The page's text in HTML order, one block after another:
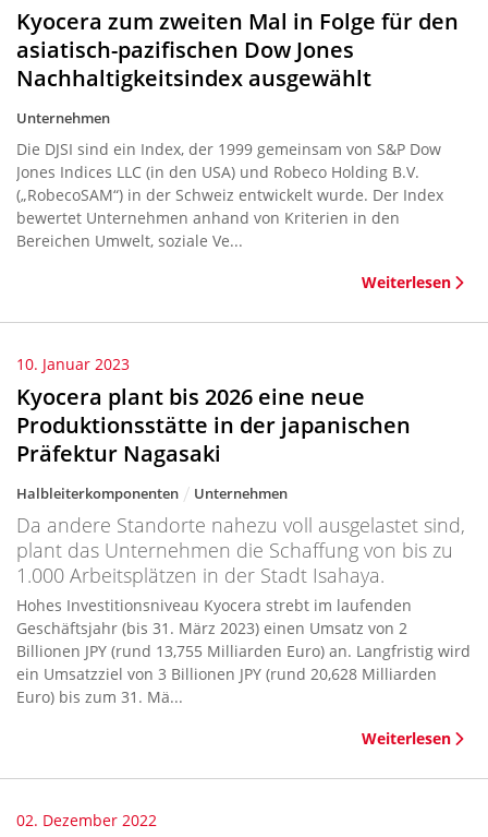
Kyocera zum zweiten Mal in Folge für den
asiatisch-pazifischen Dow Jones
Nachhaltigkeitsindex ausgewählt
Unternehmen
Die DJSI sind ein Index, der 1999 gemeinsam von S&P Dow
Jones Indices LLC (in den USA) und Robeco Holding B.V.
(„RobecoSAM“) in der Schweiz entwickelt wurde. Der Index
bewertet Unternehmen anhand von Kriterien in den
Bereichen Umwelt, soziale Ve...
Weiterlesen
10. Januar 2023
Kyocera plant bis 2026 eine neue
Produktionsstätte in der japanischen
Präfektur Nagasaki
Halbleiterkomponenten Unternehmen
Da andere Standorte nahezu voll ausgelastet sind,
plant das Unternehmen die Schaffung von bis zu
1.000 Arbeitsplätzen in der Stadt Isahaya.
Hohes Investitionsniveau Kyocera strebt im laufenden
Geschäftsjahr (bis 31. März 2023) einen Umsatz von 2
Billionen JPY (rund 13,755 Milliarden Euro) an. Langfristig wird
ein Umsatzziel von 3 Billionen JPY (rund 20,628 Milliarden
Euro) bis zum 31. Mä...
Weiterlesen
02. Dezember 2022